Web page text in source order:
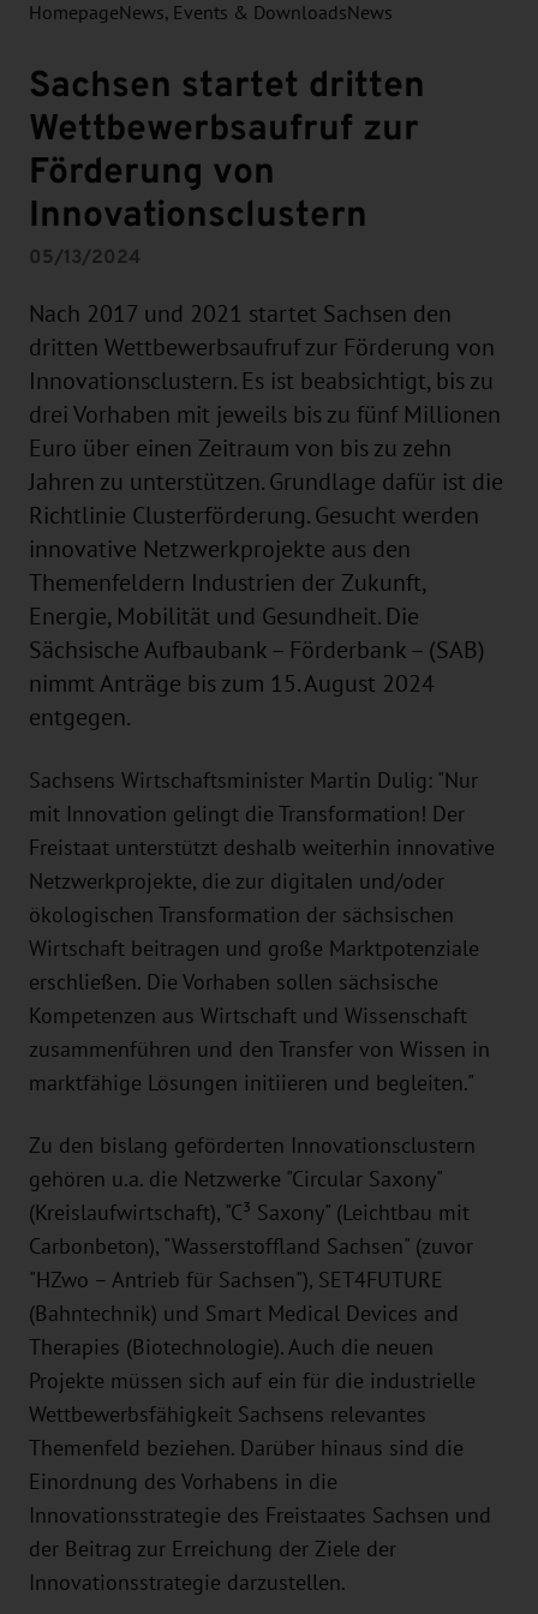
HomepageNews, Events & DownloadsNews
Sachsen startet dritten
Wettbewerbsaufruf zur
Förderung von
Innovationsclustern
05/13/2024
Nach 2017 und 2021 startet Sachsen den
dritten Wettbewerbsaufruf zur Förderung von
Innovationsclustern. Es ist beabsichtigt, bis zu
drei Vorhaben mit jeweils bis zu fünf Millionen
Euro über einen Zeitraum von bis zu zehn
Jahren zu unterstützen. Grundlage dafür ist die
Richtlinie Clusterförderung. Gesucht werden
innovative Netzwerkprojekte aus den
Themenfeldern Industrien der Zukunft,
Energie, Mobilität und Gesundheit. Die
Sächsische Aufbaubank – Förderbank – (SAB)
nimmt Anträge bis zum 15. August 2024
entgegen.
Sachsens Wirtschaftsminister Martin Dulig: "Nur
mit Innovation gelingt die Transformation! Der
Freistaat unterstützt deshalb weiterhin innovative
Netzwerkprojekte, die zur digitalen und/oder
ökologischen Transformation der sächsischen
Wirtschaft beitragen und große Marktpotenziale
erschließen. Die Vorhaben sollen sächsische
Kompetenzen aus Wirtschaft und Wissenschaft
zusammenführen und den Transfer von Wissen in
marktfähige Lösungen initiieren und begleiten."
Zu den bislang geförderten Innovationsclustern
gehören u.a. die Netzwerke "Circular Saxony"
(Kreislaufwirtschaft), "C³ Saxony" (Leichtbau mit
Carbonbeton), "Wasserstoffland Sachsen" (zuvor
"HZwo – Antrieb für Sachsen"), SET4FUTURE
(Bahntechnik) und Smart Medical Devices and
Therapies (Biotechnologie). Auch die neuen
Projekte müssen sich auf ein für die industrielle
Wettbewerbsfähigkeit Sachsens relevantes
Themenfeld beziehen. Darüber hinaus sind die
Einordnung des Vorhabens in die
Innovationsstrategie des Freistaates Sachsen und
der Beitrag zur Erreichung der Ziele der
Innovationsstrategie darzustellen.